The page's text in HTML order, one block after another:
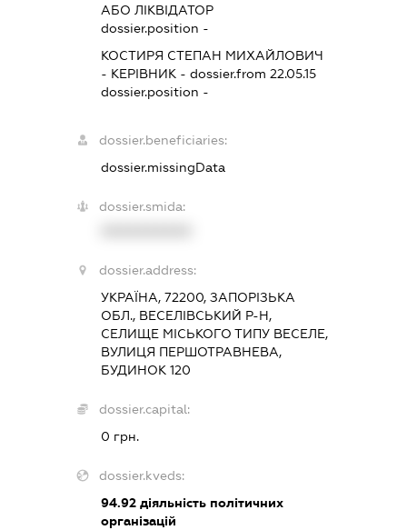
АБО ЛІКВІДАТОР
dossier.position -
КОСТИРЯ СТЕПАН МИХАЙЛОВИЧ
- КЕРІВНИК - dossier.from 22.05.15
dossier.position -
dossier.beneficiaries:
dossier.missingData
dossier.smida:
dossier.address:
УКРАЇНА, 72200, ЗАПОРІЗЬКА
ОБЛ., ВЕСЕЛІВСЬКИЙ Р-Н,
СЕЛИЩЕ МІСЬКОГО ТИПУ ВЕСЕЛЕ,
ВУЛИЦЯ ПЕРШОТРАВНЕВА,
БУДИНОК 120
dossier.capital:
0 грн.
dossier.kveds:
94.92діяльність політичних
організацій